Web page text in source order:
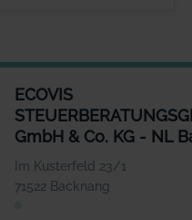
ECOVIS
GmbH & Co. KG - NL
Im Kusterfeld 23/1
71522 Backnang
ECOVIS